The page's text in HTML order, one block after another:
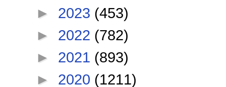
► 2023 (453)
► 2022 (782)
► 2021 (893)
► 2020 (1211)